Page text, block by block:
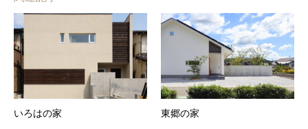
いろはの家 東郷の家